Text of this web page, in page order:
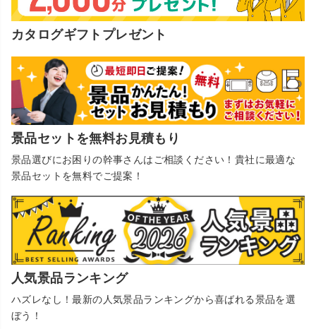
カタログギフトプレゼント
景品セットを無料お見積もり
景品選びにお困りの幹事さんはご相談ください！貴社に最適な
景品セットを無料でご提案！
人気景品ランキング
ハズレなし！最新の人気景品ランキングから喜ばれる景品を選
ぼう！